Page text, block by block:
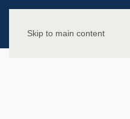
Skip to main content